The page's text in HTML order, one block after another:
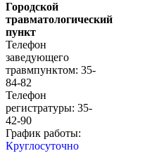
Городской
травматологический
пункт
Телефон
заведующего
травмпунктом: 35-
84-82
Телефон
регистратуры: 35-
42-90
График работы:
Круглосуточно